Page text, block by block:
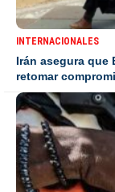
INTERNACIONALES
Irán asegura que
retomar